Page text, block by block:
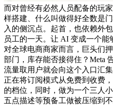
而对曾经有必然人员配备的玩
样搭建、什么叫做得好全数是
入的侧沉点。起首，也依赖外
员工的一天。让 AI 变成一个能
对全球电商商家而言，巨头们
部门，库存能否接得住？Meta
流量取用户就会向这个入口汇
正在将订阅模式从免费到收费
的档位，同时，做为一个三人
五点描述等预备工做被压缩到不